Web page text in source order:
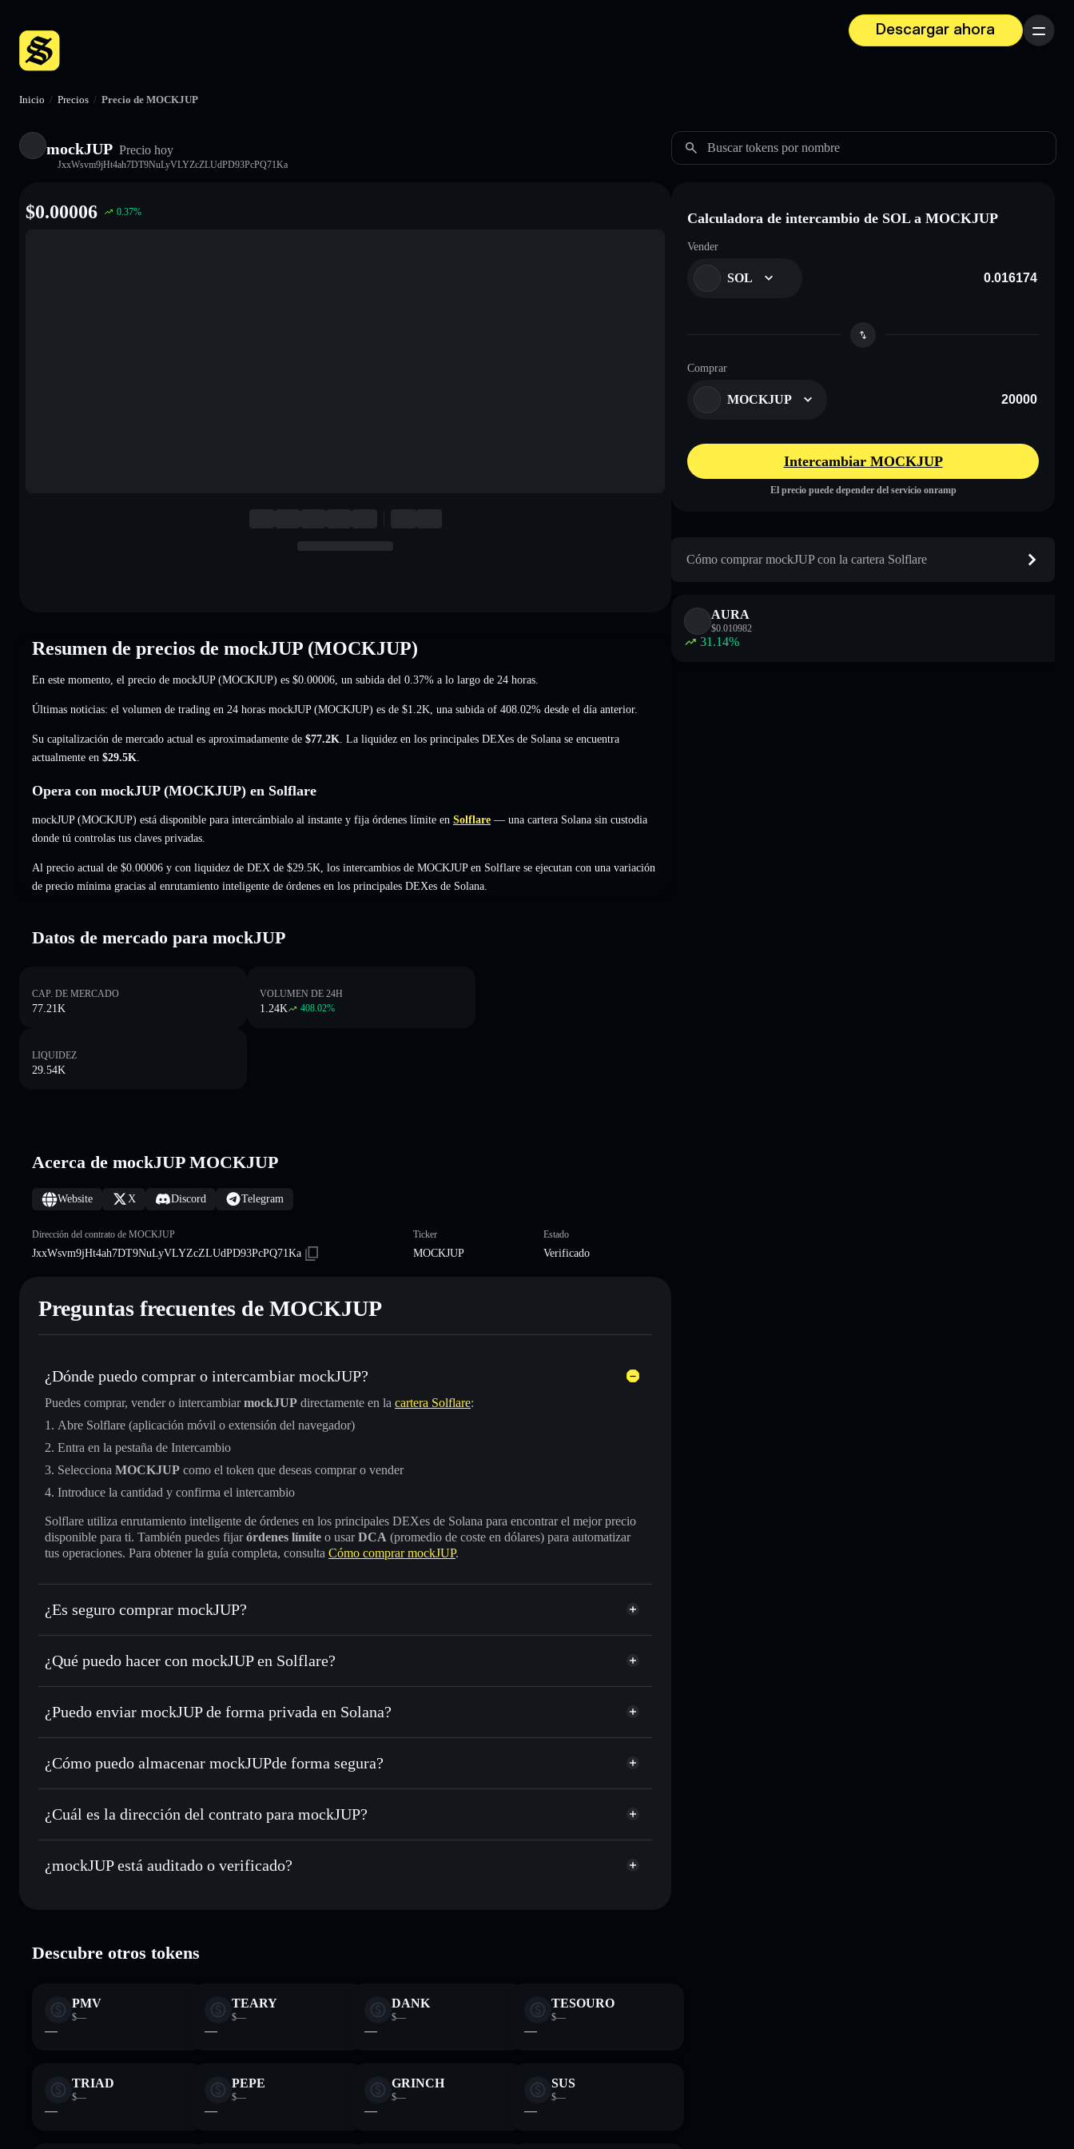
Descargar ahora
Menú
Inicio / Precios / Precio de MOCKJUP
mockJUP Precio hoy
JxxWsvm9jHt4ah7DT9NuLyVLYZcZLUdPD93PcPQ71Ka
Buscar tokens por nombre
$0.00006 0.37%
Resumen de precios de mockJUP (MOCKJUP)
En este momento, el precio de mockJUP (MOCKJUP) es $0.00006 , un subida del 0.37% a lo largo de 24 horas.
Últimas noticias: el volumen de trading en 24 horas mockJUP (MOCKJUP) es de $1.2K una subida of 408.02% desde el día anterior.
Su capitalización de mercado actual es aproximadamente de $77.2K . La liquidez en los principales DEXes de Solana se encuentra
actualmente en $29.5K
Opera con mockJUP (MOCKJUP) en Solflare
mockJUP (MOCKJUP) está disponible para intercámbialo al instante y fija órdenes límite en Solflare — una cartera Solana sin custodia
donde tú controlas tus claves privadas.
Al precio actual de $0.00006 y con liquidez de DEX de $29.5K, los intercambios de MOCKJUP en Solflare se ejecutan con una variación
de precio mínima gracias al enrutamiento inteligente de órdenes en los principales DEXes de Solana.
Datos de mercado para mockJUP
CAP. DE MERCADO
77.21K
VOLUMEN DE 24H
1.24K 408.02%
LIQUIDEZ
29.54K
Acerca de mockJUP MOCKJUP
Website X Discord Telegram
Dirección del contrato de MOCKJUP
JxxWsvm9jHt4ah7DT9NuLyVLYZcZLUdPD93PcPQ71Ka
Ticker
MOCKJUP
Estado
Verificado
Preguntas frecuentes de MOCKJUP
¿Dónde puedo comprar o intercambiar mockJUP?
Puedes comprar, vender o intercambiarmockJUP directamente en la cartera Solflare:
Abre Solflare (aplicación móvil o extensión del navegador)
Entra en la pestaña de Intercambio
Selecciona MOCKJUP como el token que deseas comprar o vender
Introduce la cantidad y confirma el intercambio
Solflare utiliza enrutamiento inteligente de órdenes en los principales DEXes de Solana para encontrar el mejor precio
disponible para ti. También puedes fijarórdenes límite o usarDCA (promedio de coste en dólares) para automatizar
tus operaciones. Para obtener la guía completa, consulta Cómo comprar mockJUP.
¿Es seguro comprar mockJUP?
mockJUP token verificado
¿Qué puedo hacer con mockJUP en Solflare?
mockJUP
cartera de Solflare
Intercambiar al instante: operar con MOCKJUP para SOL, USDC o miles de otros tokens de Solana con
Utilizar DCA: promedio de coste en dólares en MOCKJUP a lo largo del tiempo
Enviar de forma privada: transferir MOCKJUP sin vincular públicamente las carteras usando el agregador de
privacidad integrado de Solflare
Holdear de forma segura: almacenar MOCKJUP en una cartera sin custodia donde tú controla tus claves privadas
¿Puedo enviar mockJUP de forma privada en Solana?
cartera de Solflare
agregador de privacidad
mockJUP
¿Cómo puedo almacenar mockJUPde forma segura?
mockJUP cartera sin custodia Solflare
¿Cuál es la dirección del contrato para mockJUP?
mockJUP
JxxWsvm9jHt4ah7DT9NuLyVLYZcZLUdPD93PcPQ71Ka
¿mockJUP está auditado o verificado?
Descubre otros tokens
PMV
$—
—
TEARY
$—
—
DANK
$—
—
TESOURO
$—
—
TRIAD
$—
—
PEPE
$—
—
GRINCH
$—
—
SUS
$—
—
Calculadora de intercambio de SOL a MOCKJUP
Vender
SOL
Comprar
MOCKJUP
Intercambiar MOCKJUP
El precio puede depender del servicio onramp
Cómo comprar mockJUP con la cartera Solflare
AURA
$0.010982
31.14%